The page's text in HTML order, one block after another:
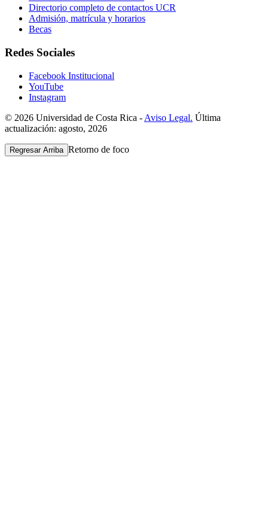
Directorio completo de contactos UCR
Admisión, matrícula y horarios
Becas
Redes Sociales
Facebook Institucional
YouTube
Instagram
© 2026 Universidad de Costa Rica - Aviso Legal. Última
actualización: agosto, 2026
Regresar Arriba Retorno de foco